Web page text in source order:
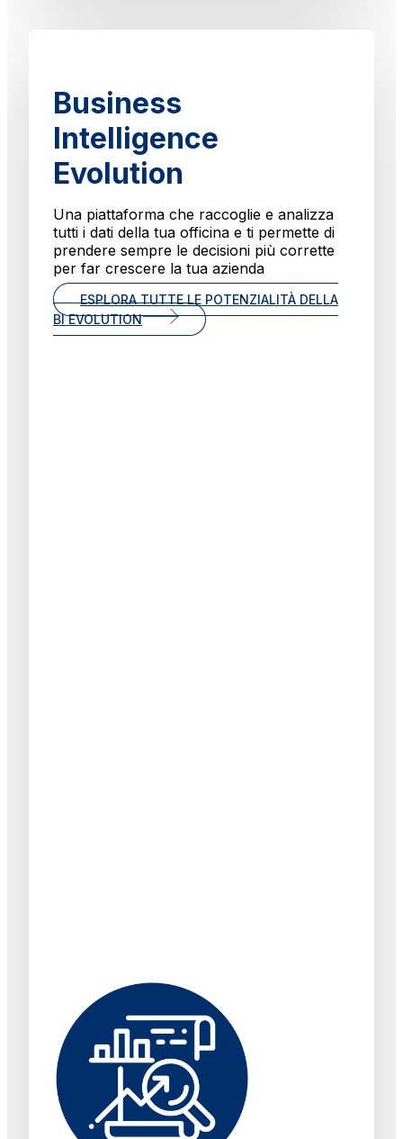
Business
Intelligence
Evolution
Una piattaforma che raccoglie e analizza
tutti i dati della tua officina e ti permette di
prendere sempre le decisioni più corrette
per far crescere la tua azienda
ESPLORA TUTTE LE POTENZIALITÀ DELLA
BI EVOLUTION